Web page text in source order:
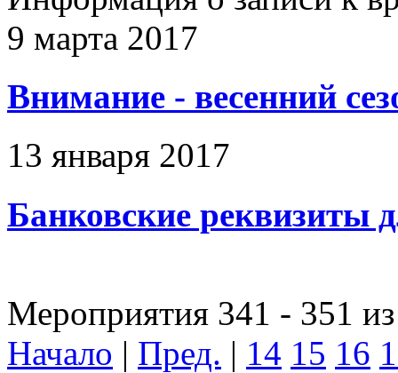
9 марта 2017
Внимание - весенний
13 января 2017
Банковские реквизиты
Мероприятия 341 - 351
Начало | Пред. | 14 15 16